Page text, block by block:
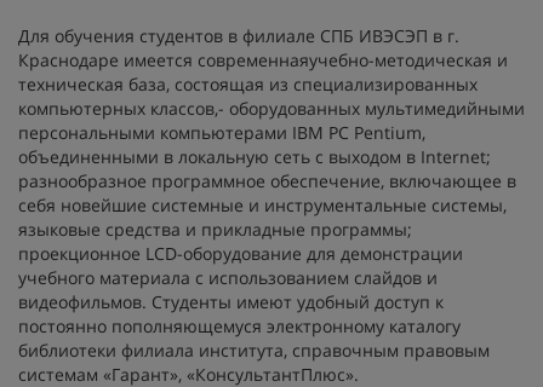
Для обучения студентов в филиале СПБ ИВЭСЭП в г.
Краснодаре имеется современнаяучебно-методическая и
техническая база, состоящая из специализированных
компьютерных классов,- оборудованных мультимедийными
персональными компьютерами IBM PC Pentium,
объединенными в локальную сеть с выходом в Internet;
разнообразное программное обеспечение, включающее в
себя новейшие системные и инструментальные системы,
языковые средства и прикладные программы;
проекционное LCD-оборудование для демонстрации
учебного материала с использованием слайдов и
видеофильмов. Студенты имеют удобный доступ к
постоянно пополняющемуся электронному каталогу
библиотеки филиала института, справочным правовым
системам «Гарант», «КонсультантПлюс».